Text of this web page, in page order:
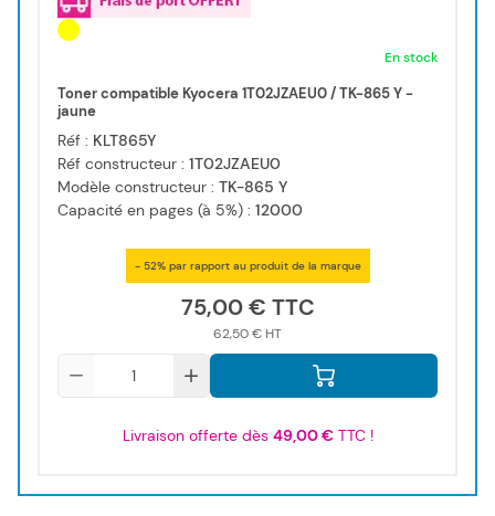
En stock
Toner compatible Kyocera 1T02JZAEU0 / TK-865 Y -
jaune
Réf : KLT865Y
Réf constructeur : 1T02JZAEU0
Modèle constructeur : TK-865 Y
Capacité en pages (à 5%) : 12000
- 52% par rapport au produit de la marque
75,00 €
62,50 €
Livraison offerte dès 49,00 €TTC !